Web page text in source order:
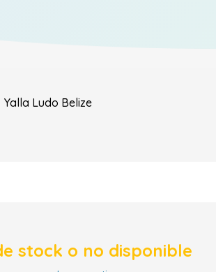
Yalla Ludo Belize
stock o no disponible